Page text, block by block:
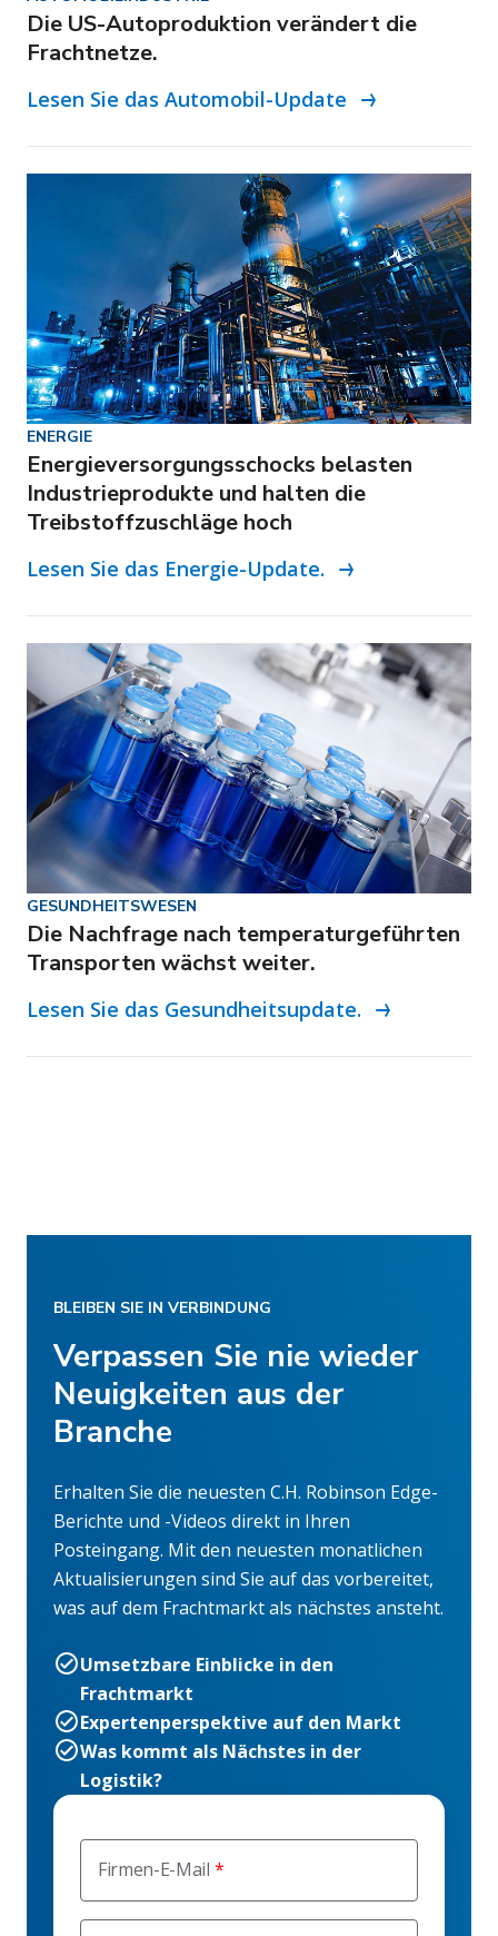
Die US-Autoproduktion verändert die
Frachtnetze.
Lesen Sie das Automobil-Update
ENERGIE
Energieversorgungsschocks belasten
Industrieprodukte und halten die
Treibstoffzuschläge hoch
Lesen Sie das Energie-Update.
GESUNDHEITSWESEN
Die Nachfrage nach temperaturgeführten
Transporten wächst weiter.
Lesen Sie das Gesundheitsupdate.
Firmen-E-Mail
BLEIBEN SIE IN VERBINDUNG
Verpassen Sie nie wieder
Neuigkeiten aus der
Branche
Erhalten Sie die neuesten C.H. Robinson Edge-
Berichte und -Videos direkt in Ihren
Posteingang. Mit den neuesten monatlichen
Aktualisierungen sind Sie auf das vorbereitet,
was auf dem Frachtmarkt als nächstes ansteht.
Umsetzbare Einblicke in den
Frachtmarkt
Expertenperspektive auf den Markt
Was kommt als Nächstes in der
Logistik?